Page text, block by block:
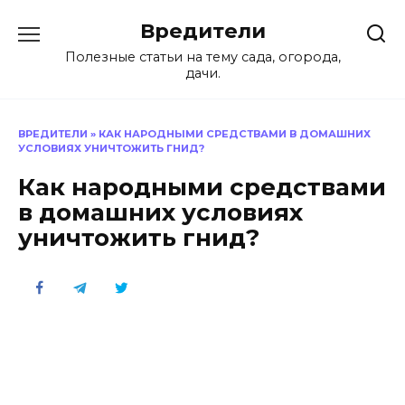
содержанию
Вредители
Полезные статьи на тему сада, огорода,
дачи.
ВРЕДИТЕЛИ » КАК НАРОДНЫМИ СРЕДСТВАМИ В ДОМАШНИХ
УСЛОВИЯХ УНИЧТОЖИТЬ ГНИД?
Как народными средствами
в домашних условиях
уничтожить гнид?